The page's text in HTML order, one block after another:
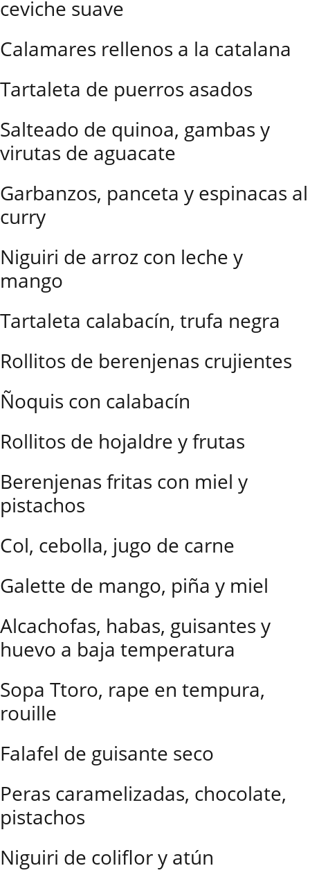
ceviche suave
Calamares rellenos a la catalana
Tartaleta de puerros asados
Salteado de quinoa, gambas y
virutas de aguacate
Garbanzos, panceta y espinacas al
curry
Niguiri de arroz con leche y
mango
Tartaleta calabacín, trufa negra
Rollitos de berenjenas crujientes
Ñoquis con calabacín
Rollitos de hojaldre y frutas
Berenjenas fritas con miel y
pistachos
Col, cebolla, jugo de carne
Galette de mango, piña y miel
Alcachofas, habas, guisantes y
huevo a baja temperatura
Sopa Ttoro, rape en tempura,
rouille
Falafel de guisante seco
Peras caramelizadas, chocolate,
pistachos
Niguiri de coliflor y atún